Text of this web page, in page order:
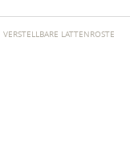
VERSTELLBARE LATTENROSTE